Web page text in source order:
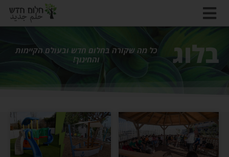
בלוג
כל מה שקורה בחלום חדש ובעולם הקיימות
והחינוך!